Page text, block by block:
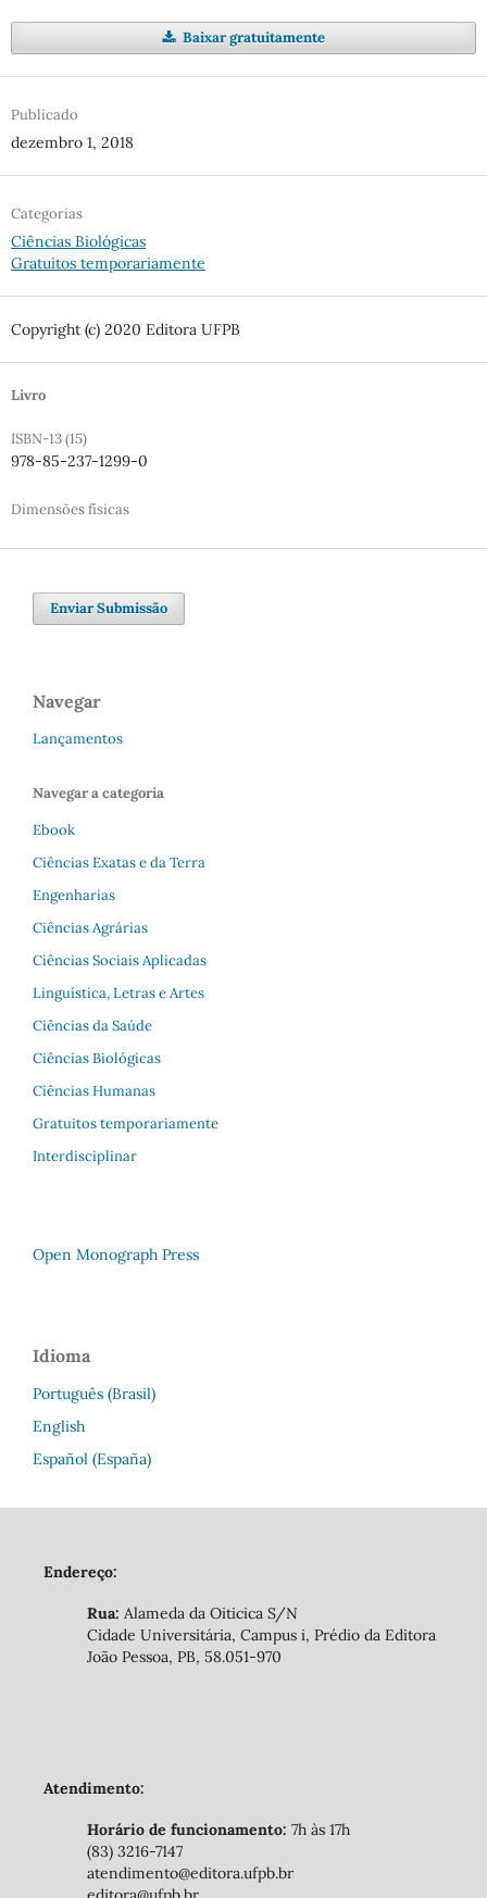
Baixar gratuitamente
Publicado
dezembro 1, 2018
Categorias
Ciências Biológicas
Gratuitos temporariamente
Copyright (c) 2020 Editora UFPB
Livro
ISBN-13 (15)
978-85-237-1299-0
Dimensões físicas
Enviar Submissão
Navegar
Lançamentos
Navegar a categoria
Ebook
Ciências Exatas e da Terra
Engenharias
Ciências Agrárias
Ciências Sociais Aplicadas
Linguística, Letras e Artes
Ciências da Saúde
Ciências Biológicas
Ciências Humanas
Gratuitos temporariamente
Interdisciplinar
Open Monograph Press
Idioma
Português (Brasil)
English
Español (España)
Endereço:
Rua: Alameda da Oiticica S/N
Cidade Universitária, Campus i, Prédio da Editora
João Pessoa, PB, 58.051-970
Atendimento:
Horário de funcionamento: 7h às 17h
(83) 3216-7147
atendimento@editora.ufpb.br